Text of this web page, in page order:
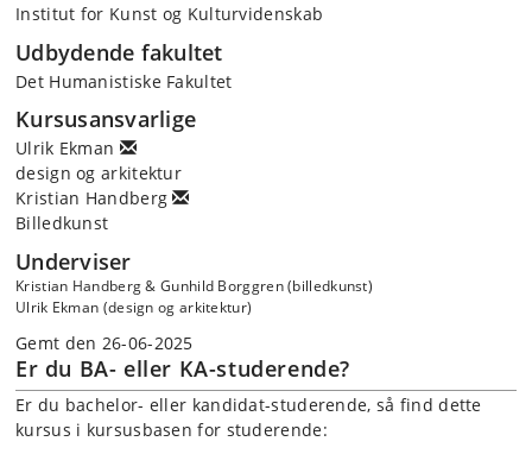
Institut for Kunst og Kulturvidenskab
Udbydende fakultet
Det Humanistiske Fakultet
Kursusansvarlige
Ulrik Ekman
design og arkitektur
Kristian Handberg
Billedkunst
Underviser
Kristian Handberg & Gunhild Borggren (billedkunst)
Ulrik Ekman (design og arkitektur)
Gemt den 26-06-2025
Er du BA- eller KA-studerende?
Er du bachelor- eller kandidat-studerende, så find dette
kursus i kursusbasen for studerende: